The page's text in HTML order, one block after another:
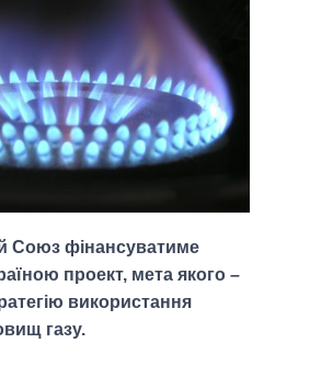
Союз фінансуватиме
проект, мета якого –
використання
газу.